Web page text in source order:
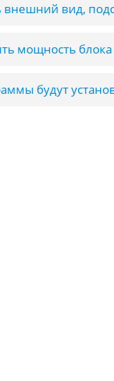
внешний вид,
мощность
будут